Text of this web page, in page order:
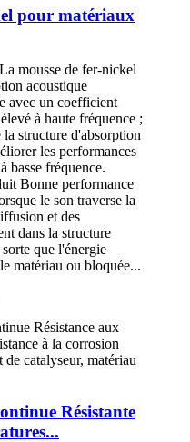
pour matériaux
mousse de fer-nickel
acoustique
avec un coefficient
à haute fréquence ;
structure d'absorption
les performances
basse fréquence.
Bonne performance
le son traverse la
et des
dans la structure
que l'énergie
matériau ou bloquée...
Résistante